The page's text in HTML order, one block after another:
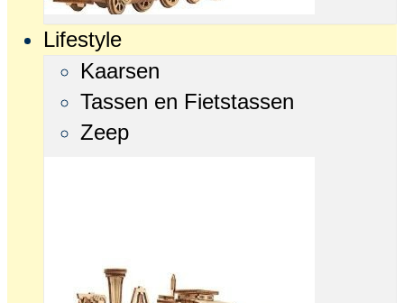
Lifestyle
Kaarsen
Tassen en Fietstassen
Zeep